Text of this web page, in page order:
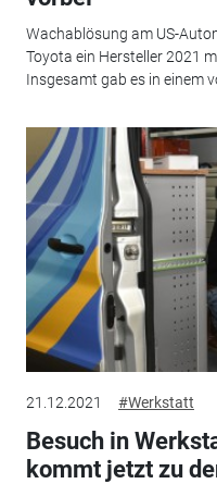
Wachablösung am US-
Toyota ein Hersteller 2021
Insgesamt gab es in einem
21.12.2021 #Werkstatt
Besuch in
kommt jetzt zu